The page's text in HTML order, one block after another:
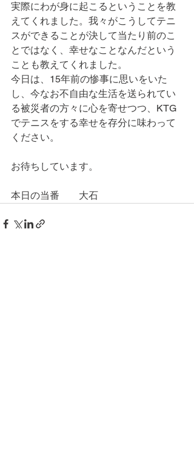
実際にわが身に起こるということを教
えてくれました。我々がこうしてテニ
スができることが決して当たり前のこ
とではなく、幸せなことなんだという
ことも教えてくれました。
今日は、15年前の惨事に思いをいた
し、今なお不自由な生活を送られてい
る被災者の方々に心を寄せつつ、KTG
でテニスをする幸せを存分に味わって
ください。
お待ちしています。
本日の当番　　大石